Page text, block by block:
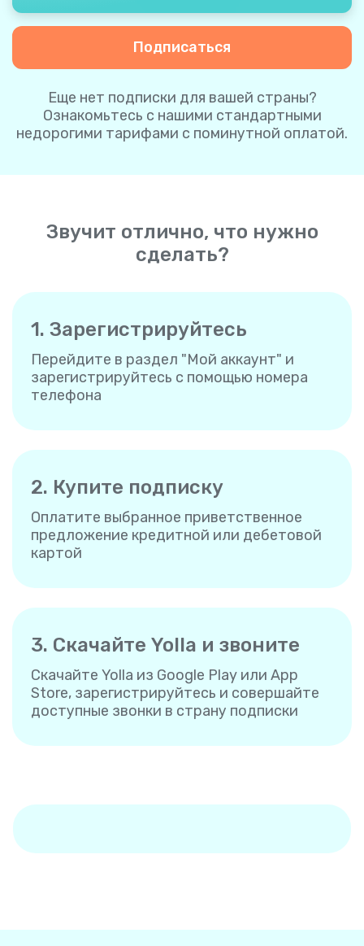
Подписаться
Еще нет подписки для вашей страны?
Ознакомьтесь с нашими стандартными
недорогими тарифами с поминутной оплатой.
Звучит отлично, что нужно
сделать?
1. Зарегистрируйтесь
Перейдите в раздел "Мой аккаунт" и
зарегистрируйтесь с помощью номера
телефона
2. Купите подписку
Оплатите выбранное приветственное
предложение кредитной или дебетовой
картой
3. Скачайте Yolla и звоните
Скачайте Yolla из Google Play или App
Store, зарегистрируйтесь и совершайте
доступные звонки в страну подписки